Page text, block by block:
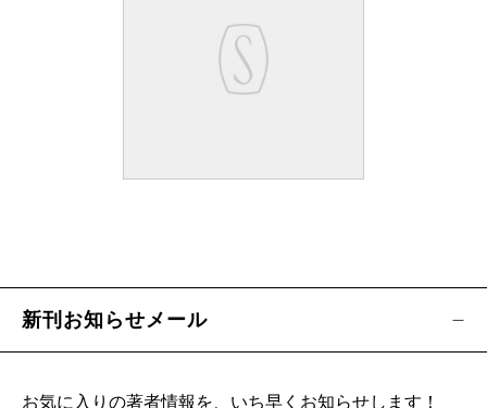
新刊お知らせメール
お気に入りの著者情報を、いち早くお知らせします！